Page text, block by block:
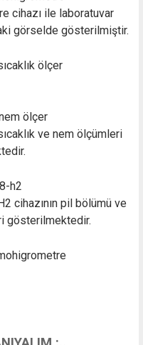
cihazı ile laboratuvar
görselde gösterilmiştir.
ve nem ölçümleri
cihazının pil bölümü ve
gösterilmektedir.